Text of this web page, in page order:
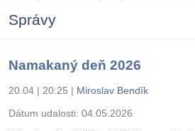
Správy
Namakaný deň 2026
20.04 | 20:25 | Miroslav Bendík
Dátum udalosti: 04.05.2026